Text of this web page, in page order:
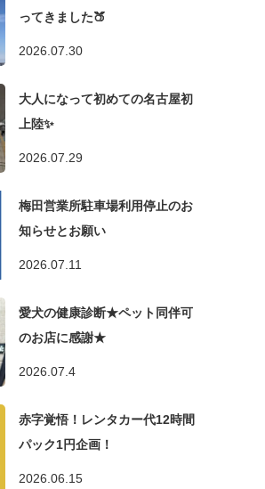
ってきました🍑
2026.07.30
大人になって初めての名古屋初
上陸✨
2026.07.29
梅田営業所駐車場利用停止のお
知らせとお願い
2026.07.11
愛犬の健康診断★ペット同伴可
のお店に感謝★
2026.07.4
赤字覚悟！レンタカー代12時間
パック1円企画！
2026.06.15